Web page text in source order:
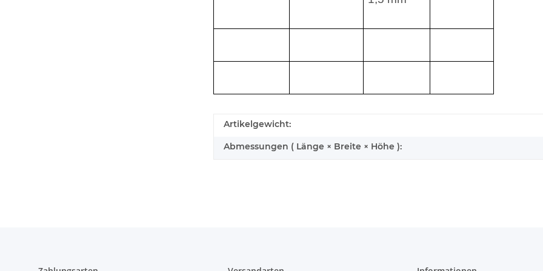
Artikelgewicht:
Abmessungen ( Länge × Breite × Höhe ):